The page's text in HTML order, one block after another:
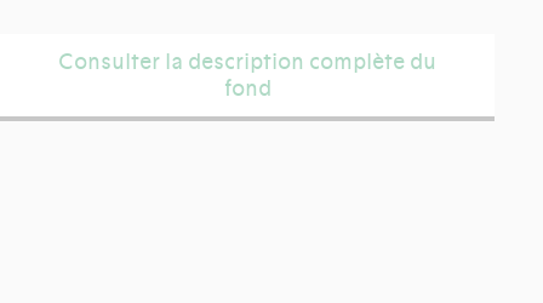
Consulter la description complète du
fond